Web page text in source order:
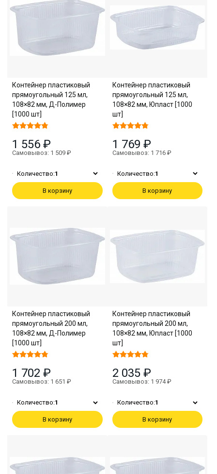
Контейнер пластиковый
прямоугольный 125 мл,
108×82 мм, Д-Полимер
[1000 шт]
1 556 ₽
Самовывоз: 1 509 ₽
Количество:1
В корзину
Контейнер пластиковый
прямоугольный 125 мл,
108×82 мм, Юпласт [1000
шт]
1 769 ₽
Самовывоз: 1 716 ₽
Количество:1
В корзину
Контейнер пластиковый
прямоугольный 200 мл,
108×82 мм, Д-Полимер
[1000 шт]
1 702 ₽
Самовывоз: 1 651 ₽
Количество:1
В корзину
Контейнер пластиковый
прямоугольный 200 мл,
108×82 мм, Юпласт [1000
шт]
2 035 ₽
Самовывоз: 1 974 ₽
Количество:1
В корзину